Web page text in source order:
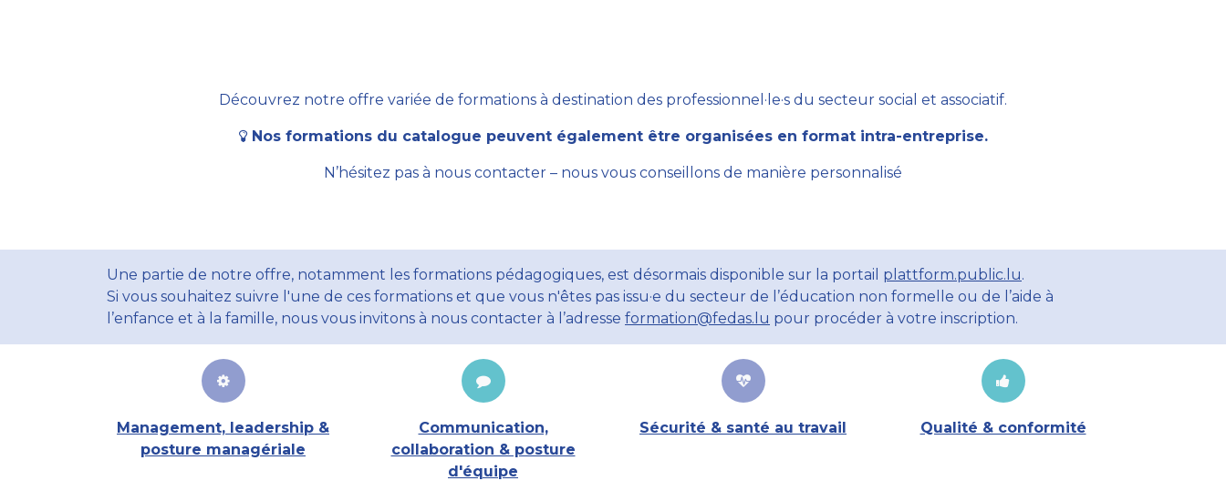
Découvrez notre offre variée de formations à destination des professionnel·le·s du secteur social et associatif.
Nos formations du catalogue peuvent également être organisées en format intra-entreprise.
N’hésitez pas à nous contacter – nous vous conseillons de manière personnalisé
Une partie de notre offre, notamment les formations pédagogiques, est désormais disponible sur la portail plattform.public.lu.
Si vous souhaitez suivre l'une de ces formations et que vous n'êtes pas issu·e du secteur de l’éducation non formelle ou de l’aide à
l’enfance et à la famille, nous vous invitons à nous contacter à l’adresse formation@fedas.lu pour procéder à votre inscription.
Management, leadership &
posture managériale
Communication,
collaboration & posture
d'équipe
Sécurité & santé au travail Qualité & conformité